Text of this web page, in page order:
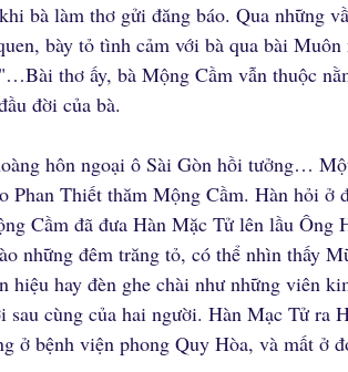
bà làm thơ gửi đăng báo. Qua những
bày tỏ tình cảm với bà qua bài Muôn
thơ ấy, bà Mộng Cầm vẫn thuộc
đời của bà.
hôn ngoại ô Sài Gòn hồi tưởng…
Phan Thiết thăm Mộng Cầm. Hàn hỏi ở
Cầm đã đưa Hàn Mặc Tử lên lầu Ông
những đêm trăng tỏ, có thể nhìn thấy
hiệu hay đèn ghe chài như những viên
cùng của hai người. Hàn Mạc Tử ra
ở bệnh viện phong Quy Hòa, và mất ở